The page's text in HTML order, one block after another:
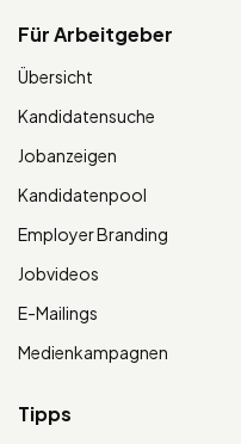
Für Arbeitgeber
Übersicht
Kandidatensuche
Jobanzeigen
Kandidatenpool
Employer Branding
Jobvideos
E-Mailings
Medienkampagnen
Tipps